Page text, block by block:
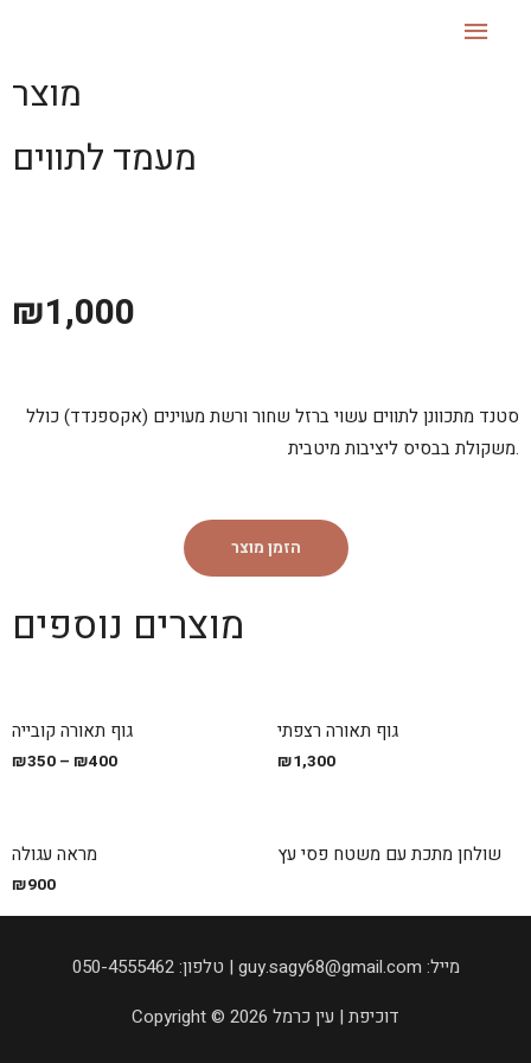
מוצר
מעמד לתווים
₪1,000
סטנד מתכוונן לתווים עשוי ברזל שחור ורשת מעוינים (אקספנדד) כולל
משקולת בבסיס ליציבות מיטבית.
הזמן מוצר
מוצרים נוספים
גוף תאורה קובייה
₪350 – ₪400
גוף תאורה רצפתי
₪1,300
מראה עגולה
₪900
שולחן מתכת עם משטח פסי עץ
050-4555462 :טלפון | guy.sagy68@gmail.com :מייל
Copyright © 2026 דוכיפת | עין כרמל